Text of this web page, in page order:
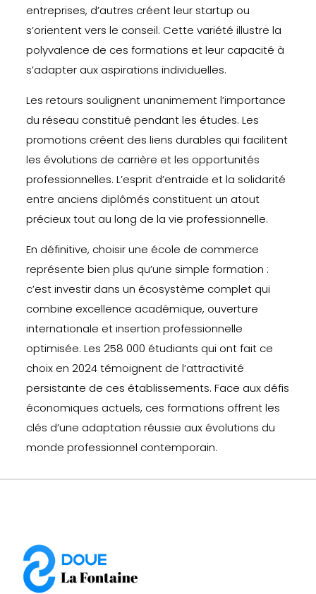
entreprises, d’autres créent leur startup ou
s’orientent vers le conseil. Cette variété illustre la
polyvalence de ces formations et leur capacité à
s’adapter aux aspirations individuelles.
Les retours soulignent unanimement l’importance
du réseau constitué pendant les études. Les
promotions créent des liens durables qui facilitent
les évolutions de carrière et les opportunités
professionnelles. L’esprit d’entraide et la solidarité
entre anciens diplômés constituent un atout
précieux tout au long de la vie professionnelle.
En définitive, choisir une école de commerce
représente bien plus qu’une simple formation :
c’est investir dans un écosystème complet qui
combine excellence académique, ouverture
internationale et insertion professionnelle
optimisée. Les 258 000 étudiants qui ont fait ce
choix en 2024 témoignent de l’attractivité
persistante de ces établissements. Face aux défis
économiques actuels, ces formations offrent les
clés d’une adaptation réussie aux évolutions du
monde professionnel contemporain.